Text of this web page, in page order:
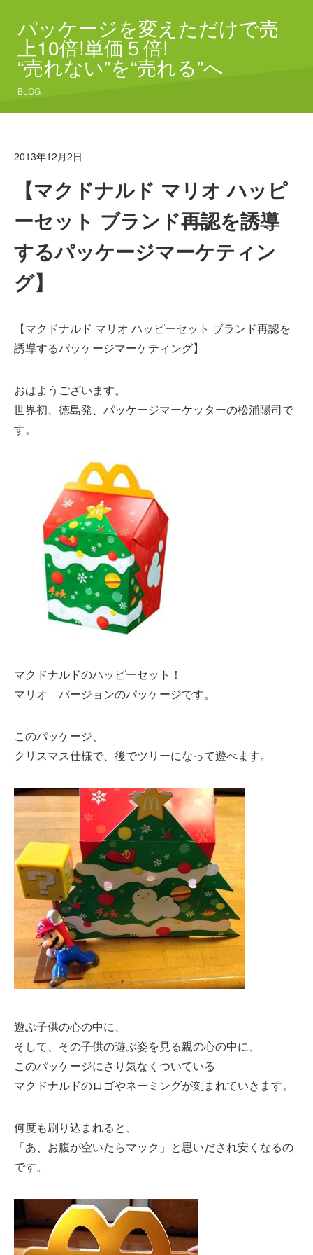
パッケージを変えただけで売
上10倍!単価５倍!
“売れない”を“売れる”へ
BLOG
2013年12月2日
【マクドナルド マリオ ハッピ
ーセット ブランド再認を誘導
するパッケージマーケティン
グ】
【マクドナルド マリオ ハッピーセット ブランド再認を
誘導するパッケージマーケティング】
おはようございます。
世界初、徳島発、パッケージマーケッターの松浦陽司で
す。
マクドナルドのハッピーセット！
マリオ バージョンのパッケージです。
このパッケージ、
クリスマス仕様で、後でツリーになって遊べます。
遊ぶ子供の心の中に、
そして、その子供の遊ぶ姿を見る親の心の中に、
このパッケージにさり気なくついている
マクドナルドのロゴやネーミングが刻まれていきます。
何度も刷り込まれると、
「あ、お腹が空いたらマック」と思いだされ安くなるの
です。